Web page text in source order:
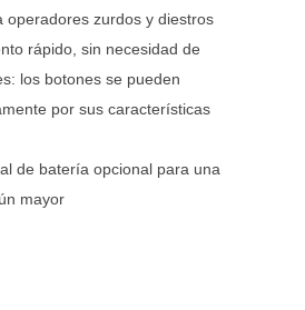
operadores zurdos y diestros
rápido, sin necesidad de
los botones se pueden
por sus características
de batería opcional para una
mayor